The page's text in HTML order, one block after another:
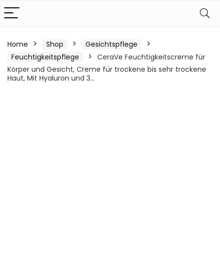
Home Shop
Gesichtspflege
Feuchtigkeitspflege
CeraVe Feuchtigkeitscreme für
Körper und Gesicht, Creme für trockene bis sehr trockene
Haut, Mit Hyaluron und 3…